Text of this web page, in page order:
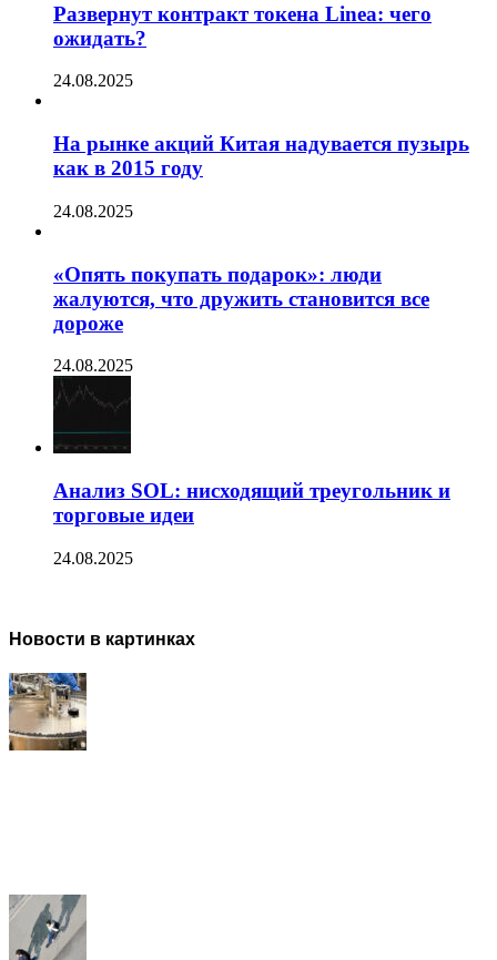
Развернут контракт токена Linea: чего
ожидать?
24.08.2025
На рынке акций Китая надувается пузырь
как в 2015 году
24.08.2025
«Опять покупать подарок»: люди
жалуются, что дружить становится все
дороже
24.08.2025
Анализ SOL: нисходящий треугольник и
торговые идеи
24.08.2025
Новости в картинках